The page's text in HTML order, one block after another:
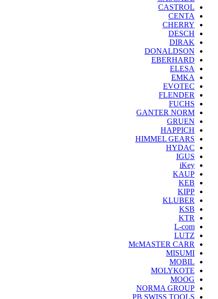
CASTROL
CENTA
CHERRY
DESCH
DIRAK
DONALDSON
EBERHARD
ELESA
EMKA
EVOTEC
FLENDER
FUCHS
GANTER NORM
GRUEN
HAPPICH
HIMMEL GEARS
HYDAC
IGUS
iKey
KAUP
KEB
KIPP
KLUBER
KSB
KTR
L-com
LUTZ
McMASTER CARR
MISUMI
MOBIL
MOLYKOTE
MOOG
NORMA GROUP
PB SWISS TOOLS